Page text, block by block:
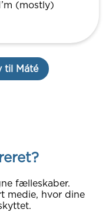
(mostly)
til Máté
fælleskaber.
medie, hvor dine